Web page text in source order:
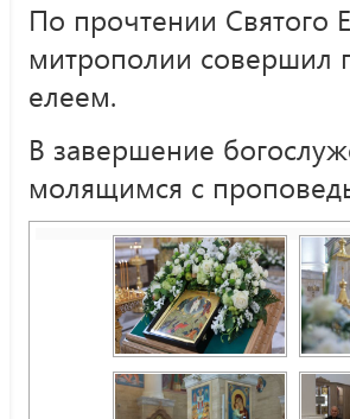
По прочтении Святого
митрополии
елеем.
В завершение
молящимся с